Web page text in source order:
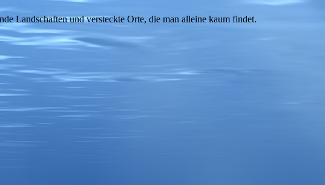
Landschaften und versteckte Orte, die man alleine kaum findet.